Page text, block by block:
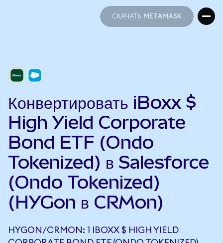
СКАЧАТЬ METAMASK
Конвертировать iBoxx $
High Yield Corporate
Bond ETF (Ondo
Tokenized) в Salesforce
(Ondo Tokenized)
(HYGon в CRMon)
HYGON/CRMON: 1 IBOXX $ HIGH YIELD